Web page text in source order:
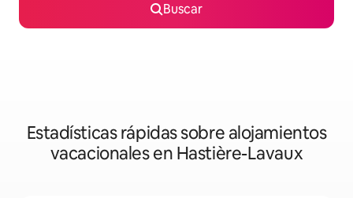
Buscar
Estadísticas rápidas sobre alojamientos
vacacionales en Hastière-Lavaux